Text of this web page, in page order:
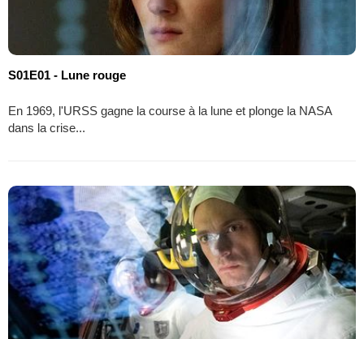
S01E01 - Lune rouge
En 1969, l'URSS gagne la course à la lune et plonge la NASA
dans la crise...